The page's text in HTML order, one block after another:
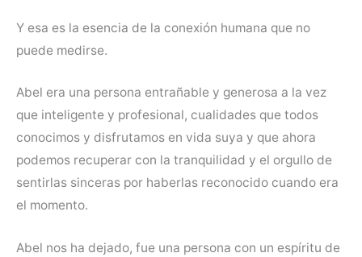
Y esa es la esencia de la conexión humana que no
puede medirse.
Abel era una persona entrañable y generosa a la vez
que inteligente y profesional, cualidades que todos
conocimos y disfrutamos en vida suya y que ahora
podemos recuperar con la tranquilidad y el orgullo de
sentirlas sinceras por haberlas reconocido cuando era
el momento.
Abel nos ha dejado, fue una persona con un espíritu de